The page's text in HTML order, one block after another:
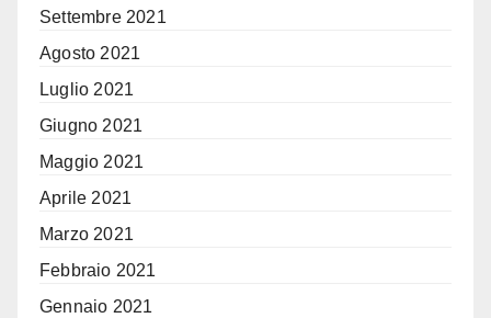
Settembre 2021
Agosto 2021
Luglio 2021
Giugno 2021
Maggio 2021
Aprile 2021
Marzo 2021
Febbraio 2021
Gennaio 2021